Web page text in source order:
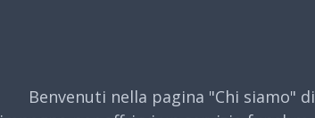
Benvenuti nella pagina "Chi siamo"